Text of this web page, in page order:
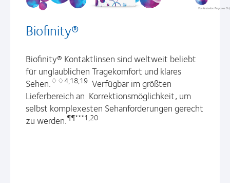
Biofinity®
Biofinity® Kontaktlinsen sind weltweit beliebt
für unglaublichen Tragekomfort und klares
Sehen.♢♢4,18,19 Verfügbar im größten
Lieferbereich an Korrektionsmöglichkeit, um
selbst komplexesten Sehanforderungen gerecht
zu werden.¶¶***1,20